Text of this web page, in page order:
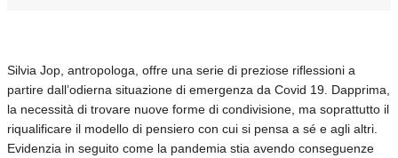
Silvia Jop, antropologa, offre una serie di preziose riflessioni a
partire dall’odierna situazione di emergenza da Covid 19. Dapprima,
la necessità di trovare nuove forme di condivisione, ma soprattutto il
riqualificare il modello di pensiero con cui si pensa a sé e agli altri.
Evidenzia in seguito come la pandemia stia avendo conseguenze